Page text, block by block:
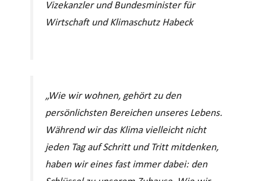
Vizekanzler und Bundesminister für
Wirtschaft und Klimaschutz Habeck
„Wie wir wohnen, gehört zu den
persönlichsten Bereichen unseres Lebens.
Während wir das Klima vielleicht nicht
jeden Tag auf Schritt und Tritt mitdenken,
haben wir eines fast immer dabei: den